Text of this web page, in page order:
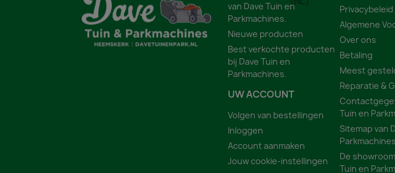
van Dave Tuin en
Parkmachines.
Nieuwe producten
Best verkochte producten
bij Dave Tuin en
Parkmachines.
UW ACCOUNT
Volgen van bestellingen
Inloggen
Account aanmaken
Jouw cookie-instellingen
Privacybeleid
Algemene
Over ons
Betaling
Meest
Reparatie &
Tuin en
Sitemap van
De
Tuin en